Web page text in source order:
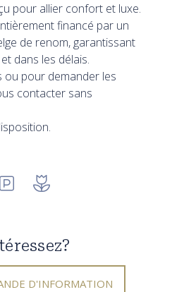
pour allier confort et luxe.
financé par un
de renom, garantissant
dans les délais.
ou pour demander les
contacter sans
D'INFORMATION